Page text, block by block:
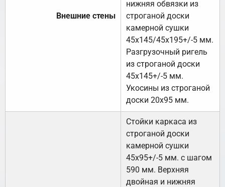
Внешние стены
нижняя обвязки из
строганой доски
камерной сушки
45х145/45х195+/-5 мм.
Разгрузочный ригель
из строганой доски
45х145+/-5 мм.
Укосины из строганой
доски 20х95 мм.
Стойки каркаса из
строганой доски
камерной сушки
45х95+/-5 мм. с шагом
590 мм. Верхняя
двойная и нижняя